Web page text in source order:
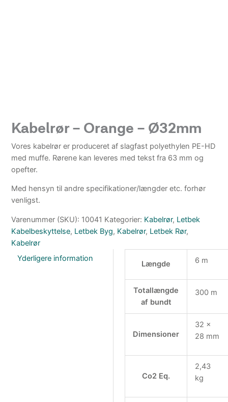
Kabelrør – Orange – Ø32mm
Vores kabelrør er produceret af slagfast polyethylen PE-HD
med muffe. Rørene kan leveres med tekst fra 63 mm og
opefter.
Med hensyn til andre specifikationer/længder etc. forhør
venligst.
Varenummer (SKU): 10041 Kategorier: Kabelrør, Letbek
Kabelbeskyttelse, Letbek Byg, Kabelrør, Letbek Rør,
Kabelrør
Yderligere information
Længde 6 m
Totallængde
af bundt
300 m
Dimensioner
32 x
28 mm
Co2 Eq.
2,43
kg